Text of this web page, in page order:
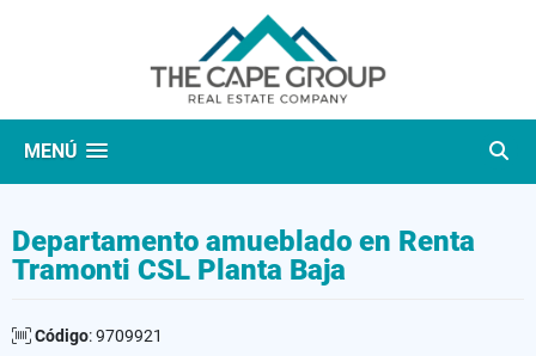
MENÚ
Departamento amueblado en Renta
Tramonti CSL Planta Baja
Código: 9709921